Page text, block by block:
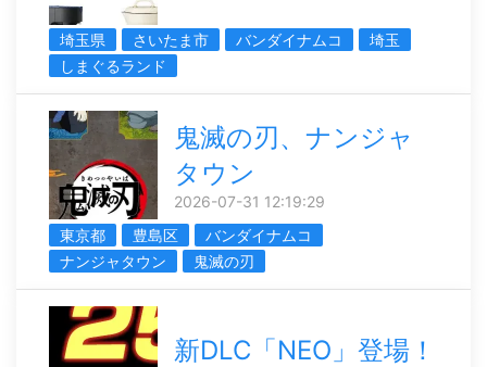
埼玉県 さいたま市 バンダイナムコ
埼玉
しまぐるランド
鬼滅の刃、ナンジャ
タウン
2026-07-31 12:19:29
東京都
豊島区
バンダイナムコ
ナンジャタウン
鬼滅の刃
新DLC「NEO」登場！